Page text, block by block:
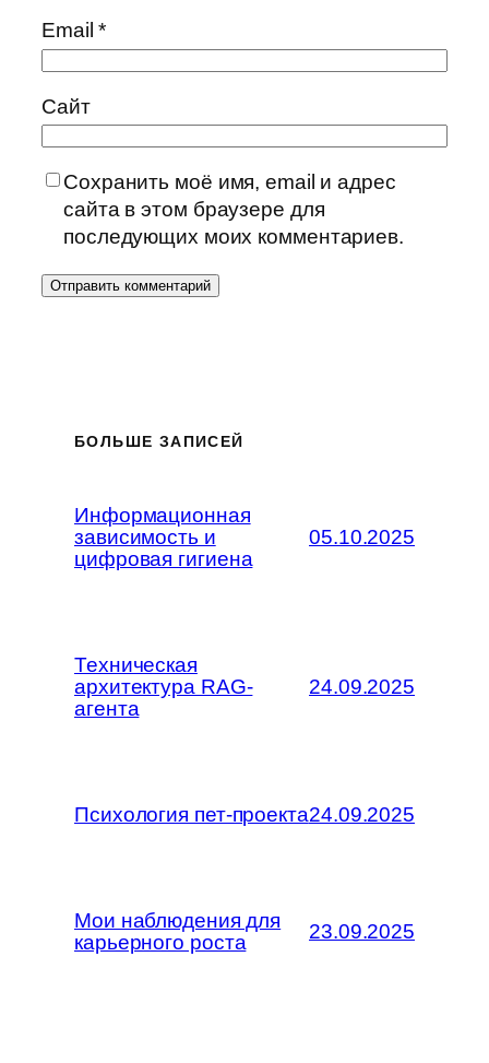
Email*
Сайт
Сохранить моё имя, email и адрес
сайта в этом браузере для
последующих моих комментариев.
БОЛЬШЕ ЗАПИСЕЙ
Информационная
зависимость и
цифровая гигиена
05.10.2025
Техническая
архитектура RAG-
агента
24.09.2025
Психология пет-проекта24.09.2025
Мои наблюдения для
карьерного роста
23.09.2025